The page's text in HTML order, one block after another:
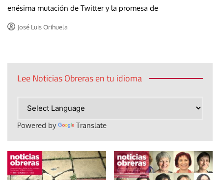
enésima mutación de Twitter y la promesa de
José Luis Orihuela
Lee Noticias Obreras en tu idioma
Powered by Translate